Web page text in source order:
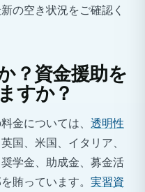
の空き状況をご確認く
？資金援助を
すか？
金については、 透明性
国、米国、イタリア、
学金、助成金、募金活
賄っています。 実習資